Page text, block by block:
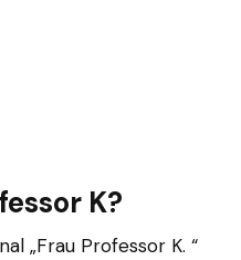
K?
„Frau Professor K. “